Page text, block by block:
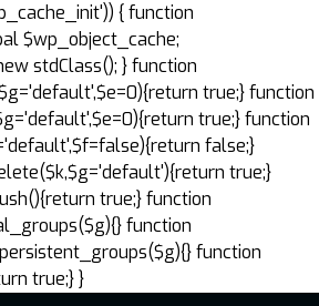
{ function
$wp_object_cache;
stdClass(); } function
true;} function
true;} function
false;}
true;}
true;} function
function
function
true;} }